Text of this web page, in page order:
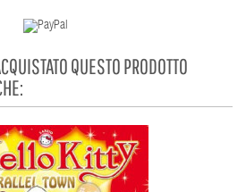
QUESTO PRODOTTO